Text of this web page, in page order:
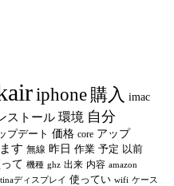
iphone 購入 imac
ストール 環境 自分
プデート 価格 core アップ
す 無線 昨日 作業 予定 以前
て 機種 ghz 出来 内容 amazon
ディスプレイ 使ってい wifi ケース